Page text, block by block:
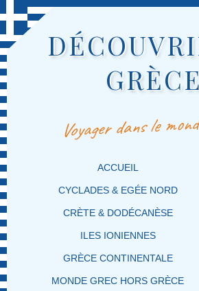
GRÈCE
Voyager dans le
MENU PRINCIPAL
MASQUER LA NAVIGATION
MASQUER LA NAVIGATION
ACCUEIL
CYCLADES & EGÉE NORD
CRÈTE & DODÉCANÈSE
ILES IONIENNES
GRÈCE CONTINENTALE
MONDE GREC HORS GRÈCE